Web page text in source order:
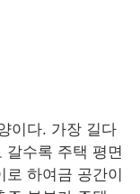
이다. 가장 길다
갈수록 주택 평면
하여금 공간이